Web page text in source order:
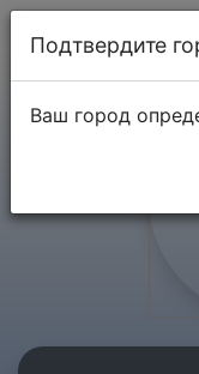
Подтвердите
Ваш город